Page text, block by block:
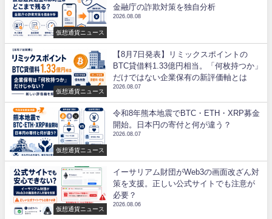
仮想通貨ニュース
金融庁の詐欺対策を独自分析
2026.08.08
仮想通貨ニュース
【8月7日発表】リミックスポイントの
BTC貸借料1.33億円相当。「何枚持つか」
だけではない企業保有の新評価軸とは
2026.08.07
仮想通貨ニュース
令和8年熊本地震でBTC・ETH・XRP募金
開始。日本円の寄付と何が違う？
2026.08.07
仮想通貨ニュース
イーサリアム財団がWeb3の画面改ざん対
策を支援。正しい公式サイトでも注意が
必要？
2026.08.06